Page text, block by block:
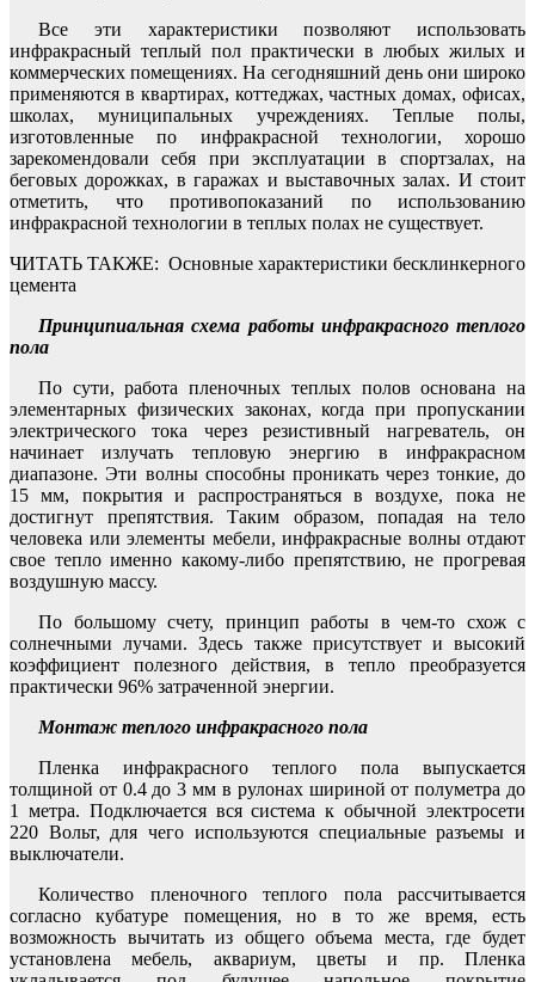
Все эти характеристики позволяют использовать
инфракрасный теплый пол практически в любых жилых и
коммерческих помещениях. На сегодняшний день они широко
применяются в квартирах, коттеджах, частных домах, офисах,
школах, муниципальных учреждениях. Теплые полы,
изготовленные по инфракрасной технологии, хорошо
зарекомендовали себя при эксплуатации в спортзалах, на
беговых дорожках, в гаражах и выставочных залах. И стоит
отметить, что противопоказаний по использованию
инфракрасной технологии в теплых полах не существует.
ЧИТАТЬ ТАКЖЕ: Основные характеристики бесклинкерного
цемента
Принципиальная схема работы инфракрасного теплого
пола
По сути, работа пленочных теплых полов основана на
элементарных физических законах, когда при пропускании
электрического тока через резистивный нагреватель, он
начинает излучать тепловую энергию в инфракрасном
диапазоне. Эти волны способны проникать через тонкие, до
15 мм, покрытия и распространяться в воздухе, пока не
достигнут препятствия. Таким образом, попадая на тело
человека или элементы мебели, инфракрасные волны отдают
свое тепло именно какому-либо препятствию, не прогревая
воздушную массу.
По большому счету, принцип работы в чем-то схож с
солнечными лучами. Здесь также присутствует и высокий
коэффициент полезного действия, в тепло преобразуется
практически 96% затраченной энергии.
Монтаж теплого инфракрасного пола
Пленка инфракрасного теплого пола выпускается
толщиной от 0.4 до 3 мм в рулонах шириной от полуметра до
1 метра. Подключается вся система к обычной электросети
220 Вольт, для чего используются специальные разъемы и
выключатели.
Количество пленочного теплого пола рассчитывается
согласно кубатуре помещения, но в то же время, есть
возможность вычитать из общего объема места, где будет
установлена мебель, аквариум, цветы и пр. Пленка